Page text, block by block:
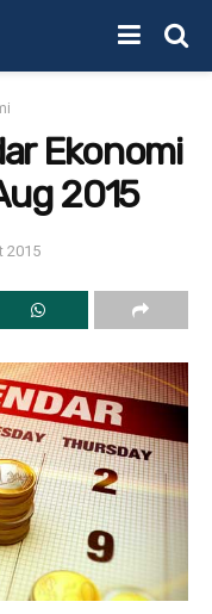
Ekonomi
2015
2015